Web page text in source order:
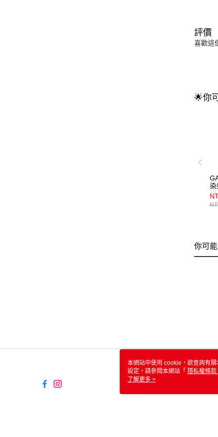
評價
喜歡這
🌟你
染
你可
本網站中使用 cookie，欲查詢有
設定，請參閱本網站「 隱私權條款
使用 cookie。
了解更多 >